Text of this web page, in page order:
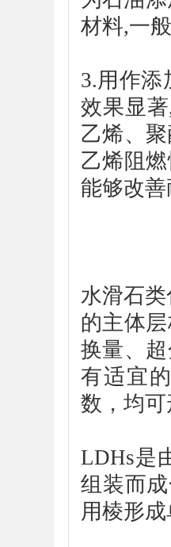
材料,一
3.用作添
效果显
乙烯、
乙烯阻
能够改
水滑石
的主体
换量、
有适宜
数，均
LDHs是
组装而
用棱形